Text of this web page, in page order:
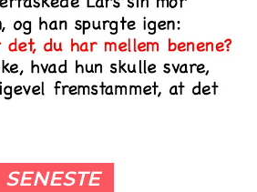
SENESTE